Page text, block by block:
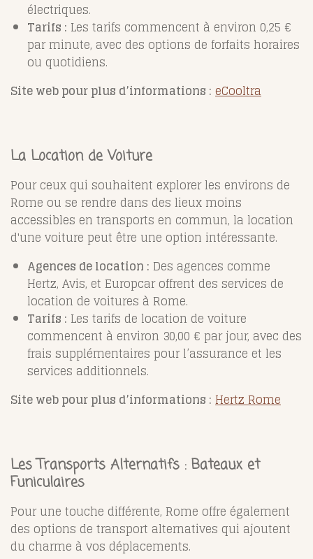
électriques.
Tarifs : Les tarifs commencent à environ 0,25 €
par minute, avec des options de forfaits horaires
ou quotidiens.
Site web pour plus d’informations : eCooltra
La Location de Voiture
Pour ceux qui souhaitent explorer les environs de
Rome ou se rendre dans des lieux moins
accessibles en transports en commun, la location
d'une voiture peut être une option intéressante.
Agences de location : Des agences comme
Hertz, Avis, et Europcar offrent des services de
location de voitures à Rome.
Tarifs : Les tarifs de location de voiture
commencent à environ 30,00 € par jour, avec des
frais supplémentaires pour l’assurance et les
services additionnels.
Site web pour plus d’informations : Hertz Rome
Les Transports Alternatifs : Bateaux et
Funiculaires
Pour une touche différente, Rome offre également
des options de transport alternatives qui ajoutent
du charme à vos déplacements.